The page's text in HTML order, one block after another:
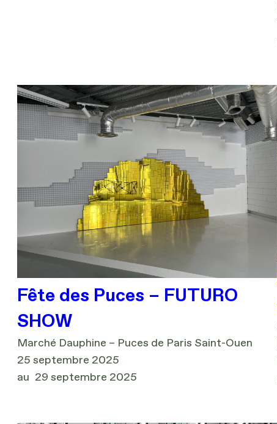
Fête des Puces – FUTURO
SHOW
Marché Dauphine – Puces de Paris Saint-Ouen
25 septembre 2025
au
29 septembre 2025